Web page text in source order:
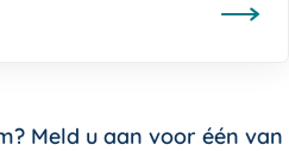
Meld u aan voor één van